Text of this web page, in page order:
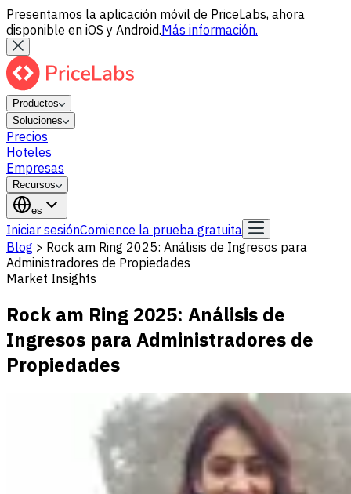
Presentamos la aplicación móvil de PriceLabs, ahora
disponible en iOS y Android.Más información.
Productos
Soluciones
Precios
Hoteles
Empresas
Recursos
es
Iniciar sesiónComience la prueba gratuita
Blog > Rock am Ring 2025: Análisis de Ingresos para
Administradores de Propiedades
Market Insights
Rock am Ring 2025: Análisis de
Ingresos para Administradores de
Propiedades